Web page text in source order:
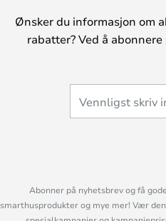
Ønsker du informasjon om
rabatter? Ved å
Abonner på nyhetsbrev og få
smarthusprodukter og mye mer! Vær